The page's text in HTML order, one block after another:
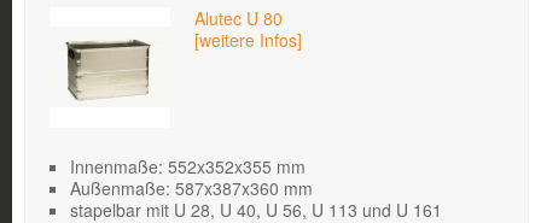
Alutec U 80
[weitere Infos]
Innenmaße: 552x352x355 mm
Außenmaße: 587x387x360 mm
stapelbar mit U 28, U 40, U 56, U 113 und U 161